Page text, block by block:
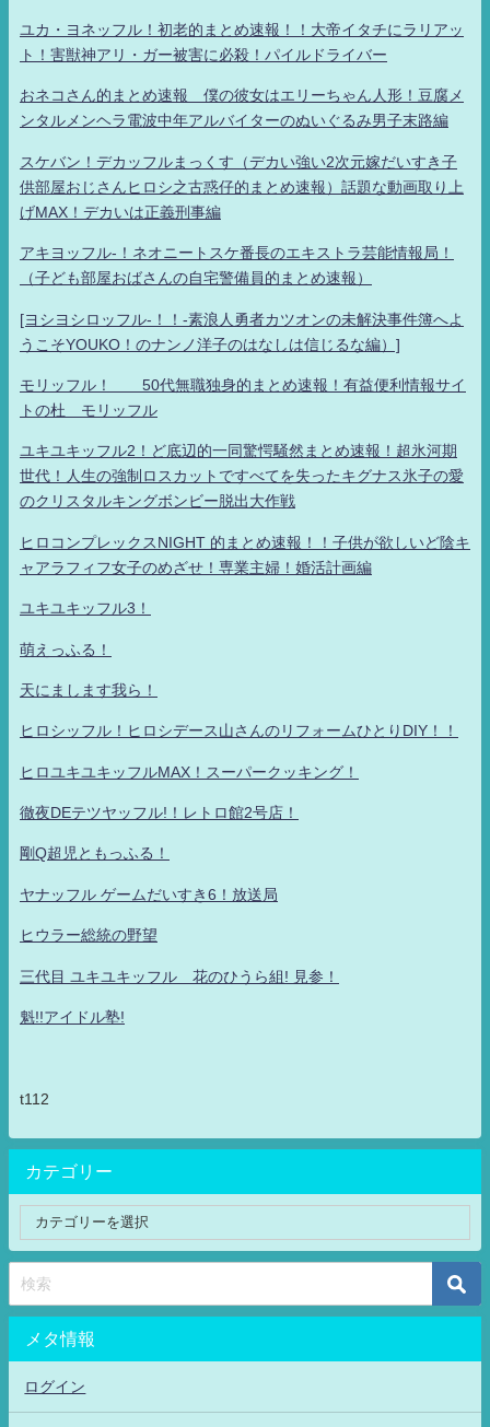
ユカ・ヨネッフル！初老的まとめ速報！！大帝イタチにラリアッ
ト！害獣神アリ・ガー被害に必殺！パイルドライバー
おネコさん的まとめ速報 僕の彼女はエリーちゃん人形！豆腐メ
ンタルメンヘラ電波中年アルバイターのぬいぐるみ男子末路編
スケバン！デカッフルまっくす（デカい強い2次元嫁だいすき子
供部屋おじさんヒロシ之古惑仔的まとめ速報）話題な動画取り上
げMAX！デカいは正義刑事編
アキヨッフル-！ネオニートスケ番長のエキストラ芸能情報局！
（子ども部屋おばさんの自宅警備員的まとめ速報）
[ヨシヨシロッフル-！！-素浪人勇者カツオンの未解決事件簿へよ
うこそYOUKO！のナンノ洋子のはなしは信じるな編）]
モリッフル！ 50代無職独身的まとめ速報！有益便利情報サイ
トの杜 モリッフル
ユキユキッフル2！ど底辺的一同驚愕騒然まとめ速報！超氷河期
世代！人生の強制ロスカットですべてを失ったキグナス氷子の愛
のクリスタルキングボンビー脱出大作戦
ヒロコンプレックスNIGHT 的まとめ速報！！子供が欲しいど陰キ
ャアラフィフ女子のめざせ！専業主婦！婚活計画編
ユキユキッフル3！
萌えっふる！
天にまします我ら！
ヒロシッフル！ヒロシデース山さんのリフォームひとりDIY！！
ヒロユキユキッフルMAX！スーパークッキング！
徹夜DEテツヤッフル!！レトロ館2号店！
剛Q超児ともっふる！
ヤナッフル ゲームだいすき6！放送局
ヒウラー総統の野望
三代目 ユキユキッフル 花のひうら組! 見参！
魁!!アイドル塾!
t112
カテゴリー
メタ情報
ログイン